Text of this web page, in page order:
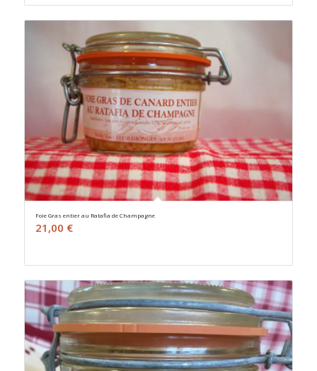
11,00 €
à
44,00 €
Foie Gras entier au Ratafia de Champagne
21,00 €